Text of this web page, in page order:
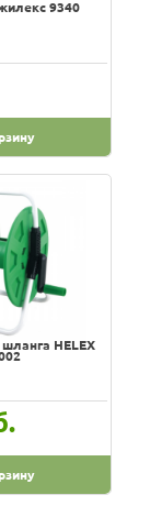
9340
HELEX